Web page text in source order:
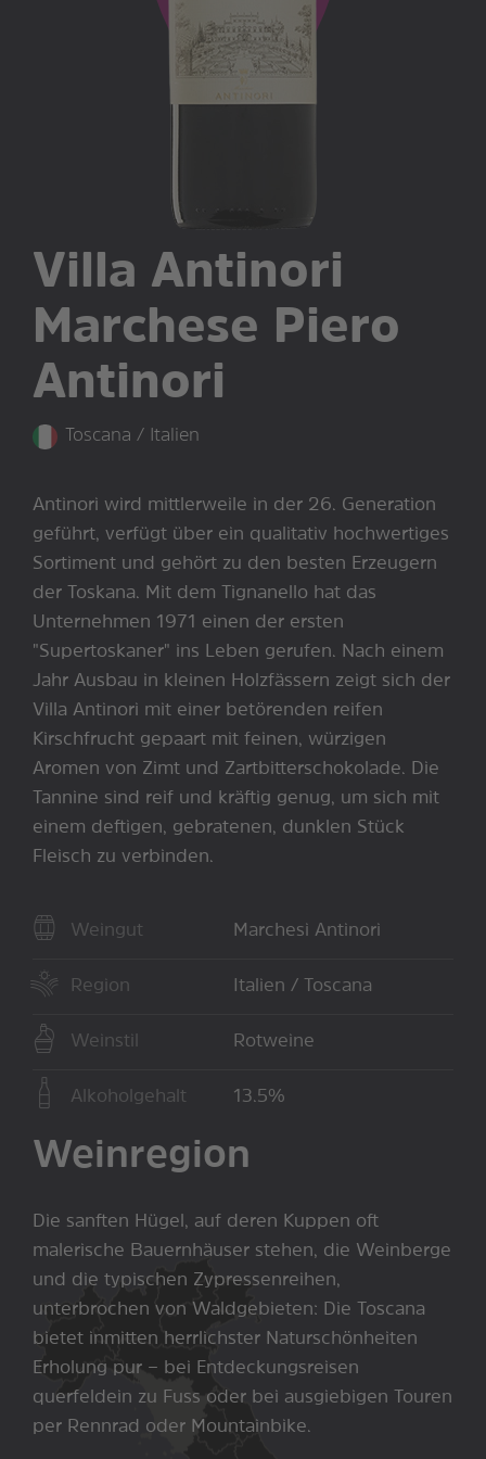
Villa Antinori
Marchese Piero
Antinori
Toscana / Italien
Antinori wird mittlerweile in der 26. Generation
geführt, verfügt über ein qualitativ hochwertiges
Sortiment und gehört zu den besten Erzeugern
der Toskana. Mit dem Tignanello hat das
Unternehmen 1971 einen der ersten
"Supertoskaner" ins Leben gerufen. Nach einem
Jahr Ausbau in kleinen Holzfässern zeigt sich der
Villa Antinori mit einer betörenden reifen
Kirschfrucht gepaart mit feinen, würzigen
Aromen von Zimt und Zartbitterschokolade. Die
Tannine sind reif und kräftig genug, um sich mit
einem deftigen, gebratenen, dunklen Stück
Fleisch zu verbinden.
Weingut Marchesi Antinori
Region Italien / Toscana
Weinstil Rotweine
Alkoholgehalt 13.5%
Weinregion
Die sanften Hügel, auf deren Kuppen oft
malerische Bauernhäuser stehen, die Weinberge
und die typischen Zypressenreihen,
unterbrochen von Waldgebieten: Die Toscana
bietet inmitten herrlichster Naturschönheiten
Erholung pur − bei Entdeckungsreisen
querfeldein zu Fuss oder bei ausgiebigen Touren
per Rennrad oder Mountainbike.